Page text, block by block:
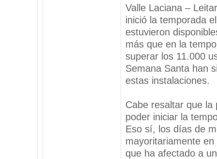
Valle Laciana –
inició la temporada
estuvieron
más que en la
superar los 11.000
Semana Santa han
estas instalaciones.
Cabe resaltar que la
poder iniciar la
Eso sí, los días de
mayoritariamente
que ha afectado a